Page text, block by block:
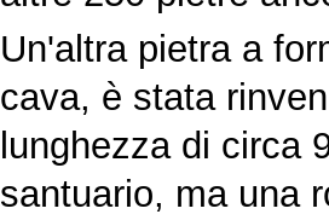
Un'altra pietra a
cava, è stata
lunghezza di circa
santuario, ma una